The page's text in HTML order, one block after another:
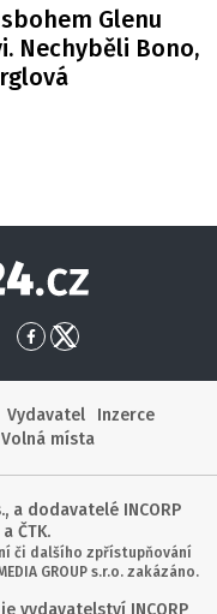
Glenu
Nechyběli Bono,
Globe24
Přejít
Facebook
Přejít
X
Vydavatel
Inzerce
Volná místa
a dodavatelé INCORP
ČTK.
či dalšího zpřístupňování
GROUP s.r.o. zakázáno.
vydavatelství INCORP